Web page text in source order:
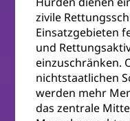
zivile
Einsatzgebieten
und
einzuschränken.
nichtstaatlichen
werden mehr
das zentrale